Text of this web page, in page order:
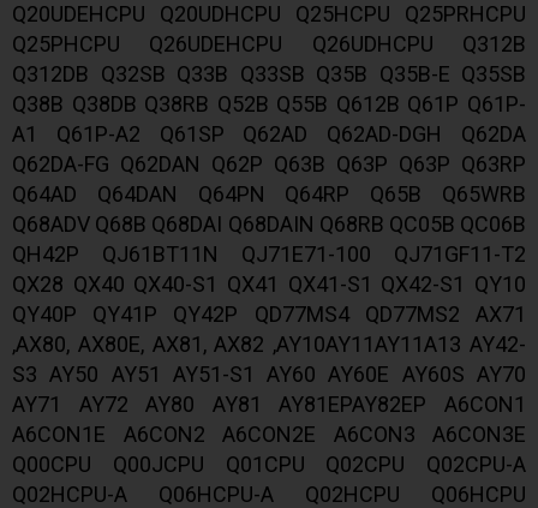
Q20UDEHCPU Q20UDHCPU Q25HCPU Q25PRHCPU
Q25PHCPU Q26UDEHCPU Q26UDHCPU Q312B
Q312DB Q32SB Q33B Q33SB Q35B Q35B-E Q35SB
Q38B Q38DB Q38RB Q52B Q55B Q612B Q61P Q61P-
A1 Q61P-A2 Q61SP Q62AD Q62AD-DGH Q62DA
Q62DA-FG Q62DAN Q62P Q63B Q63P Q63P Q63RP
Q64AD Q64DAN Q64PN Q64RP Q65B Q65WRB
Q68ADV Q68B Q68DAI Q68DAIN Q68RB QC05B QC06B
QH42P QJ61BT11N QJ71E71-100 QJ71GF11-T2
QX28 QX40 QX40-S1 QX41 QX41-S1 QX42-S1 QY10
QY40P QY41P QY42P QD77MS4 QD77MS2 AX71
,AX80, AX80E, AX81, AX82 ,AY10AY11AY11A13 AY42-
S3 AY50 AY51 AY51-S1 AY60 AY60E AY60S AY70
AY71 AY72 AY80 AY81 AY81EPAY82EP A6CON1
A6CON1E A6CON2 A6CON2E A6CON3 A6CON3E
Q00CPU Q00JCPU Q01CPU Q02CPU Q02CPU-A
Q02HCPU-A Q06HCPU-A Q02HCPU Q06HCPU